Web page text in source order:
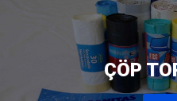
ÇÖP